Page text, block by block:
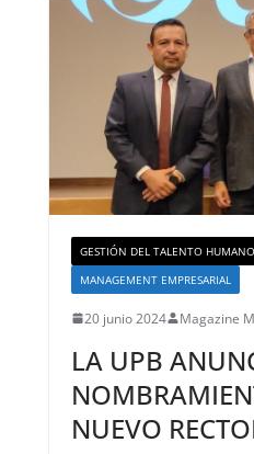
GESTIÓN DEL TALENTO HUMANO
MANAGEMENT EMPRESARIAL
20 junio 2024 Magazine
LA UPB
NUEVO